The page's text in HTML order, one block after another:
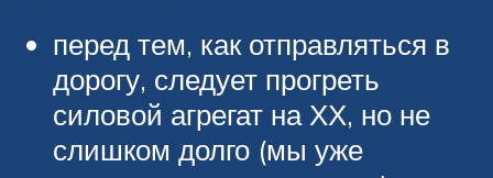
перед тем, как отправляться в
дорогу, следует прогреть
силовой агрегат на ХХ, но не
слишком долго (мы уже